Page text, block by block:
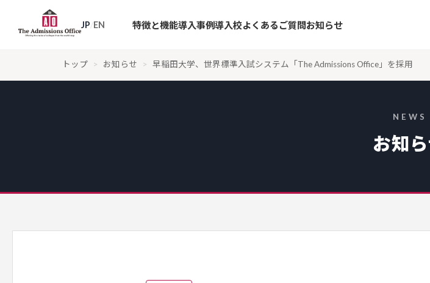
JP/EN 特徴と機能導入事例導入校よくあるご質問お知らせ
トップ > お知らせ > 早稲田大学、世界標準入試システム「The Admissions Office」を採用
NEWS
お知